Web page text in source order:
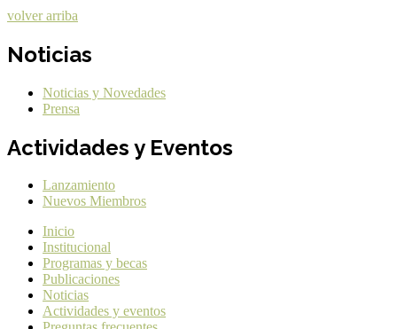
volver arriba
Noticias
Noticias y Novedades
Prensa
Actividades y Eventos
Lanzamiento
Nuevos Miembros
Inicio
Institucional
Programas y becas
Publicaciones
Noticias
Actividades y eventos